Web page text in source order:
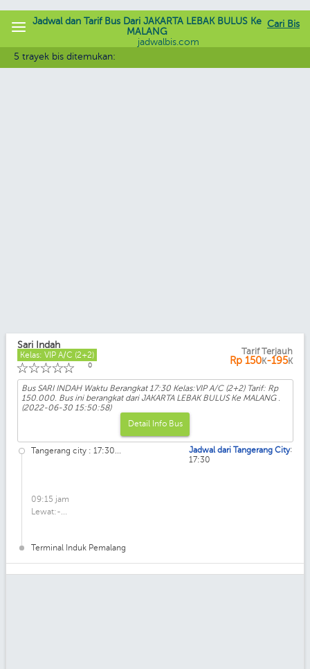
Cari Bis
Jadwal dan Tarif Bus Dari JAKARTA LEBAK BULUS Ke
MALANG
jadwalbis.com
5 trayek bis ditemukan:
Sari Indah
Kelas: VIP A/C (2+2)
☆
☆
☆
☆
☆ 0
Tarif Terjauh
Rp 150K-195K
Bus SARI INDAH Waktu Berangkat 17:30 Kelas:VIP A/C (2+2) Tarif: Rp
150.000. Bus ini berangkat dari JAKARTA LEBAK BULUS Ke MALANG .
(2022-06-30 15:50:58)
Detail Info Bus
Tangerang city : 17:30...
09:15 jam
Lewat:-...
Terminal Induk Pemalang
Jadwal dari Tangerang City:
17:30